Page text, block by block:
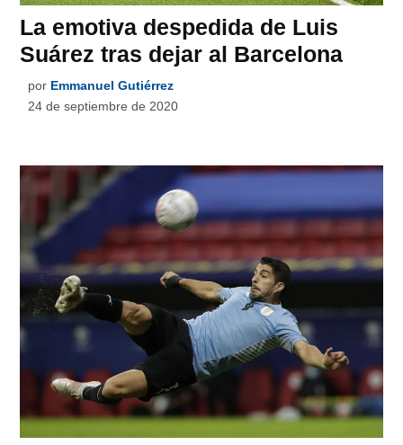
La emotiva despedida de Luis
Suárez tras dejar al Barcelona
por Emmanuel Gutiérrez
24 de septiembre de 2020